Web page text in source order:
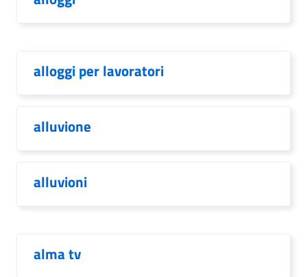
alloggi per lavoratori
alluvione
alluvioni
alma tv